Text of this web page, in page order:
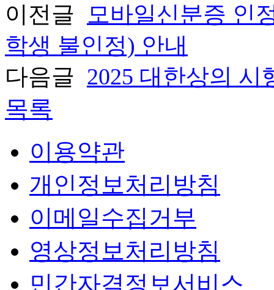
이전글 모바일신분증 인
학생 불인정) 안내
다음글 2025 대한상의
목록
이용약관
개인정보처리방침
이메일수집거부
영상정보처리방침
민간자격정보서비스